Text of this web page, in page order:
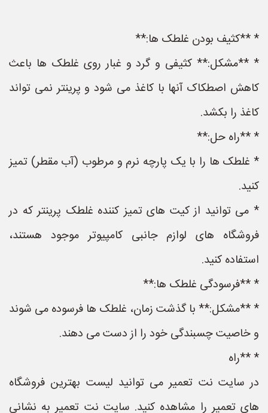
* **کثیف بودن غلطک ها:**
* **مشکل:** کثیفی و گرد و غبار روی غلطک ها باعث
کاهش اصطکاک آنها با کاغذ می شود و پرینتر نمی تواند
کاغذ را بکشد.
* **راه حل:**
* غلطک ها را با یک پارچه نرم و مرطوب (آب مقطر) تمیز
کنید.
* می توانید از کیت های تمیز کننده غلطک پرینتر که در
فروشگاه های لوازم جانبی کامپیوتر موجود هستند،
استفاده کنید.
* **فرسودگی غلطک ها:**
* **مشکل:** با گذشت زمان، غلطک ها فرسوده می شوند
و خاصیت چسبندگی خود را از دست می دهند.
* **راه
در سایت نت تعمیر می توانید لیست بهترین فروشگاه
های تعمیر را مشاهده کنید. سایت نت تعمیر به نشانی